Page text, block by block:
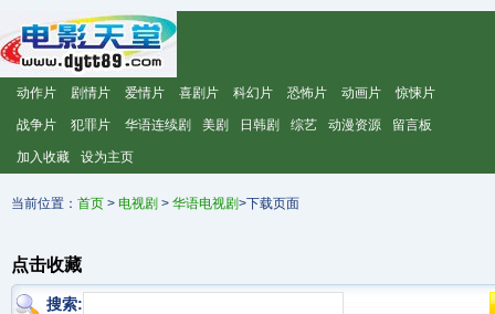
动作片 剧情片 爱情片 喜剧片 科幻片 恐怖片 动画片 惊悚片
战争片 犯罪片 华语连续剧 美剧 日韩剧 综艺 动漫资源 留言板
加入收藏 设为主页
当前位置： 首页 > 电视剧 > 华语电视剧>下载页面
点击收藏
搜索: